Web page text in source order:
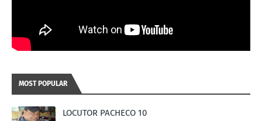
MOST POPULAR
LOCUTOR PACHECO 10